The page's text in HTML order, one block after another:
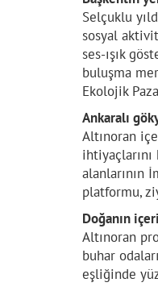
Selçuklu
sosyal
ses-ışık
buluşma
Ekolojik
Ankaralı
Altınoran
alanlarının
platformu,
Doğanın
Altınoran
buhar
eşliğinde